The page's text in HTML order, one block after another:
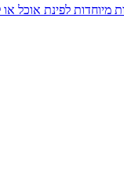
מיוחדות לפינת אוכל או